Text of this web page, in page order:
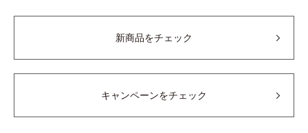
新商品をチェック
キャンペーンをチェック